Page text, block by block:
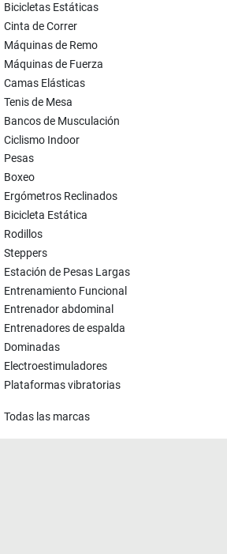
Bicicletas Estáticas
Cinta de Correr
Máquinas de Remo
Máquinas de Fuerza
Camas Elásticas
Tenis de Mesa
Bancos de Musculación
Ciclismo Indoor
Pesas
Boxeo
Ergómetros Reclinados
Bicicleta Estática
Rodillos
Steppers
Estación de Pesas Largas
Entrenamiento Funcional
Entrenador abdominal
Entrenadores de espalda
Dominadas
Electroestimuladores
Plataformas vibratorias
Todas las marcas